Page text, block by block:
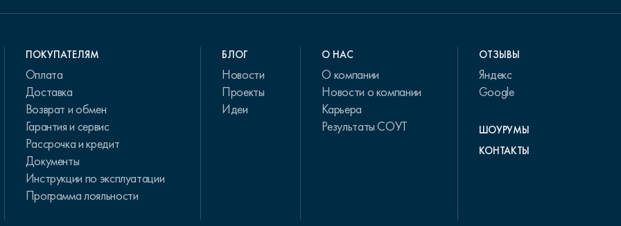
ПОКУПАТЕЛЯМ
Оплата
Доставка
Возврат и обмен
Гарантия и сервис
Рассрочка и кредит
Документы
Инструкции по эксплуатации
Программа лояльности
БЛОГ
Новости
Проекты
Идеи
О НАС
О компании
Новости о компании
Карьера
Результаты СОУТ
ОТЗЫВЫ
Яндекс
Google
ШОУРУМЫ
КОНТАКТЫ